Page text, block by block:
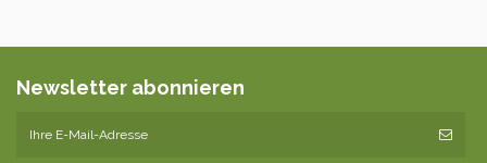
Newsletter abonnieren